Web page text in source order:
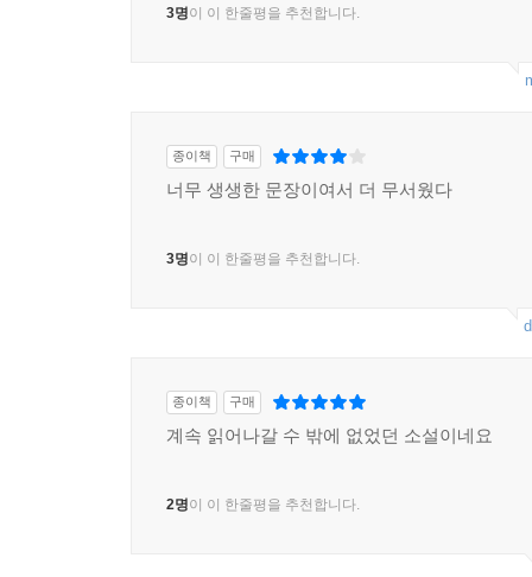
3명이 이 한줄평을 추천합니다.
종이책 구매
너무 생생한 문장이여서 더 무서웠다
3명이 이 한줄평을 추천합니다.
종이책 구매
계속 읽어나갈 수 밖에 없었던 소설이네요
2명이 이 한줄평을 추천합니다.